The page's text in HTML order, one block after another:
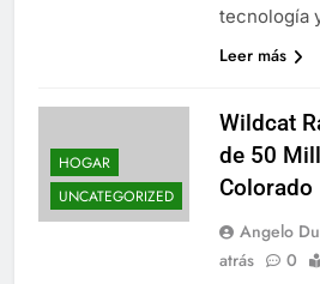
tecnología
Leer más
HOGAR
UNCATEGORIZED
Wildcat
de 50
Colorado
Angelo
atrás
0